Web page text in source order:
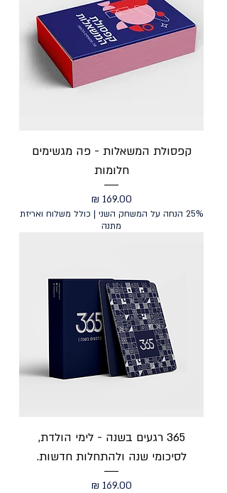
קפסולת המשאלות - פה מגשימים
חלומות
מחיר
25% הנחה על המשחק השני | כולל משלוח ואריזת
מתנה
365 רגעים בשנה - לימי הולדת,
לסיכומי שנה ולהתחלות חדשות.
מחיר